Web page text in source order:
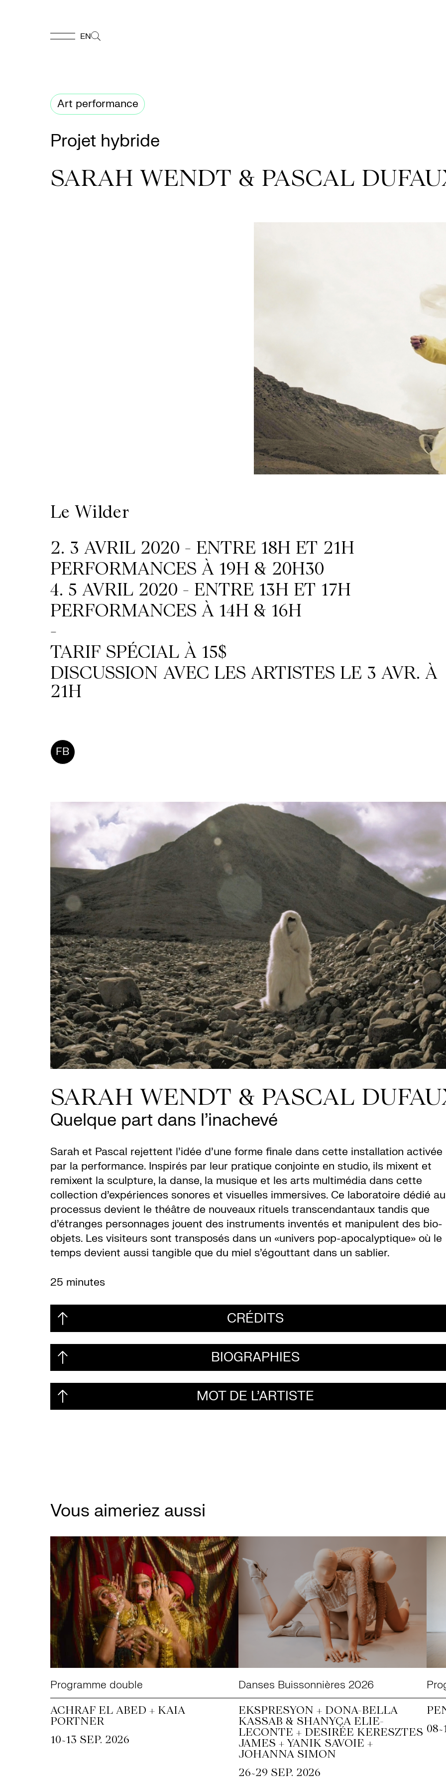
Accueil
Appuyez-
Programmation
salles
Contactez-
EN
Art performance
Projet hybride
SARAH WENDT & PASCAL
Le Wilder
2. 3 AVRIL 2020 - ENTRE 18H ET 21H
PERFORMANCES À 19H & 20H30
4. 5 AVRIL 2020 - ENTRE 13H ET 17H
PERFORMANCES À 14H & 16H
-
TARIF SPÉCIAL À 15$
DISCUSSION AVEC LES ARTISTES LE 3 AVR. À
21H
FB
SARAH WENDT & PASCAL
Quelque part dans l’inachevé
Sarah et Pascal rejettent l’idée d’une forme finale dans cette installation activée
par la performance. Inspirés par leur pratique conjointe en studio, ils mixent et
remixent la sculpture, la danse, la musique et les arts multimédia dans cette
collection d’expériences sonores et visuelles immersives. Ce laboratoire dédié au
processus devient le théâtre de nouveaux rituels transcendantaux tandis que
d’étranges personnages jouent des instruments inventés et manipulent des bio-
objets. Les visiteurs sont transposés dans un «univers pop-apocalyptique» où le
temps devient aussi tangible que du miel s’égouttant dans un sablier.
25 minutes
CRÉDITS
BIOGRAPHIES
MOT DE L'ARTISTE
Vous aimeriez aussi
Programme double
ACHRAF EL ABED + KAIA
PORTNER
10~13 SEP. 2026
Danses Buissonnières 2026
EKSPRESYON + DONA-BELLA
KASSAB & SHANYÇA ELIE-
LECONTE + DESIRÉE KERESZTES
JAMES + YANIK SAVOIE +
JOHANNA SIMON
26~29 SEP. 2026
08~